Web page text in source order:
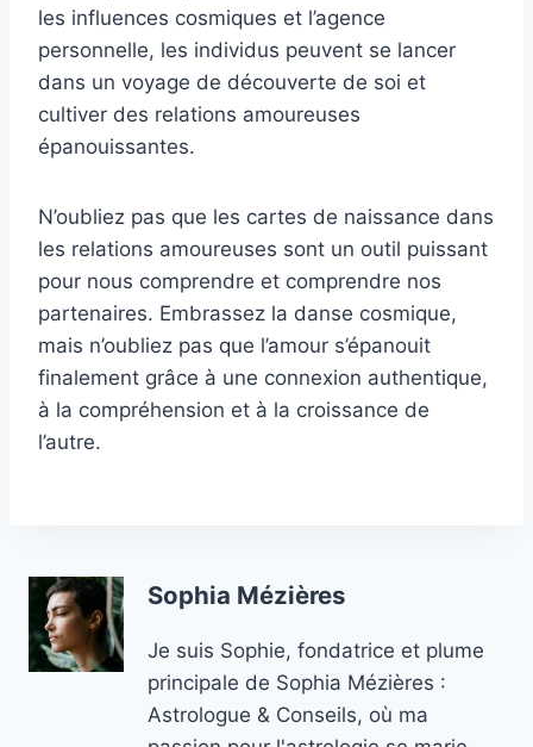
les influences cosmiques et l’agence
personnelle, les individus peuvent se lancer
dans un voyage de découverte de soi et
cultiver des relations amoureuses
épanouissantes.
N’oubliez pas que les cartes de naissance dans
les relations amoureuses sont un outil puissant
pour nous comprendre et comprendre nos
partenaires. Embrassez la danse cosmique,
mais n’oubliez pas que l’amour s’épanouit
finalement grâce à une connexion authentique,
à la compréhension et à la croissance de
l’autre.
Sophia Mézières
Je suis Sophie, fondatrice et plume
principale de Sophia Mézières :
Astrologue & Conseils, où ma